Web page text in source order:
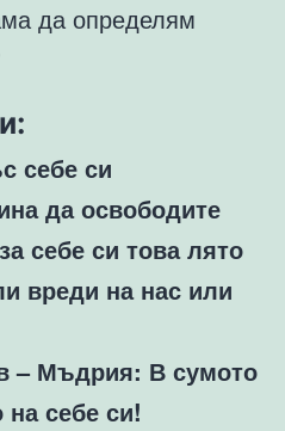
да определям
себе си
да освободите
себе си това лято
вреди на нас или
– Мъдрия: В сумото
себе си!